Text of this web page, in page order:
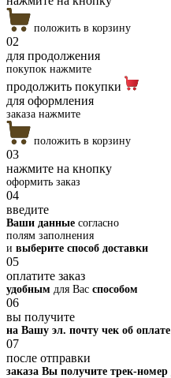
положить в корзину
02
для продолжения
покупок нажмите
продолжить покупки
для оформления
заказа нажмите
положить в корзину
03
нажмите на кнопку
оформить заказ
04
введите
Ваши данные согласно
полям заполнения
и выберите способ доставки
05
оплатите заказ
удобным для Вас способом
06
вы получите
на Вашу эл. почту чек об оплате
07
после отправки
заказа Вы получите трек-номер